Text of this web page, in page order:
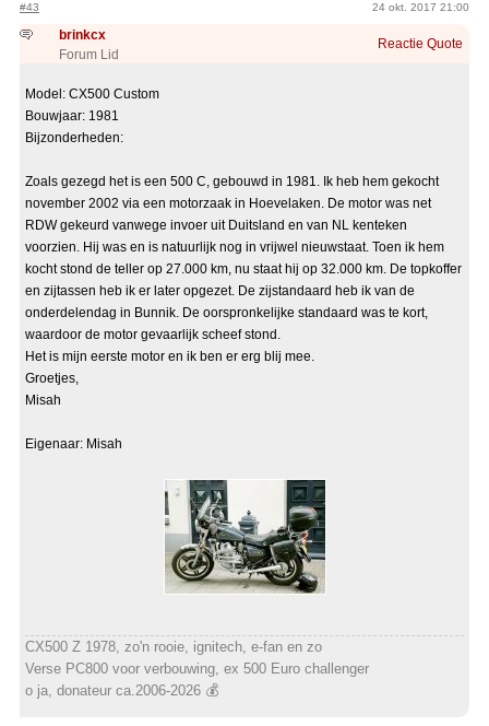
#43 24 okt. 2017 21:00
brinkcx
Forum Lid
Reactie Quote
Model: CX500 Custom
Bouwjaar: 1981
Bijzonderheden:
Zoals gezegd het is een 500 C, gebouwd in 1981. Ik heb hem gekocht
november 2002 via een motorzaak in Hoevelaken. De motor was net
RDW gekeurd vanwege invoer uit Duitsland en van NL kenteken
voorzien. Hij was en is natuurlijk nog in vrijwel nieuwstaat. Toen ik hem
kocht stond de teller op 27.000 km, nu staat hij op 32.000 km. De topkoffer
en zijtassen heb ik er later opgezet. De zijstandaard heb ik van de
onderdelendag in Bunnik. De oorspronkelijke standaard was te kort,
waardoor de motor gevaarlijk scheef stond.
Het is mijn eerste motor en ik ben er erg blij mee.
Groetjes,
Misah
Eigenaar: Misah
CX500 Z 1978, zo'n rooie, ignitech, e-fan en zo
Verse PC800 voor verbouwing, ex 500 Euro challenger
o ja, donateur ca.2006-2026 💰